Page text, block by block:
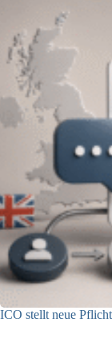
ICO stellt neue